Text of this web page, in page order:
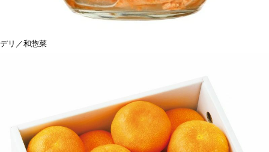
デリ／和惣菜